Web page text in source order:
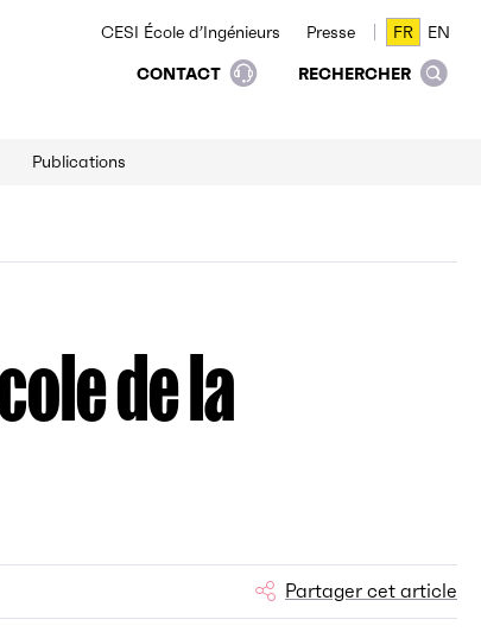
CESI École d’Ingénieurs Presse FR
FR EN
EN
CONTACT
RECHERCHER
Publications
de la
Partager cet article